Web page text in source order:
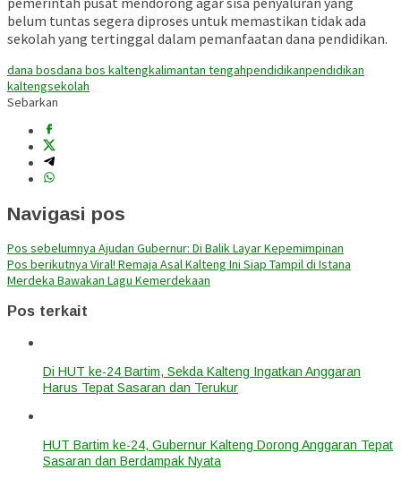
belum tuntas segera diproses untuk memastikan tidak ada
sekolah yang tertinggal dalam pemanfaatan dana pendidikan.
dana bosdana bos kaltengkalimantan tengahpendidikanpendidikan
kaltengsekolah
Sebarkan
Navigasi pos
Pos sebelumnya Ajudan Gubernur: Di Balik Layar Kepemimpinan
Pos berikutnya Viral! Remaja Asal Kalteng Ini Siap Tampil di Istana
Merdeka Bawakan Lagu Kemerdekaan
Pos terkait
Di HUT ke-24 Bartim, Sekda Kalteng Ingatkan Anggaran
Harus Tepat Sasaran dan Terukur
HUT Bartim ke-24, Gubernur Kalteng Dorong Anggaran Tepat
Sasaran dan Berdampak Nyata